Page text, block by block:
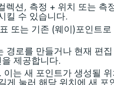
렉션, 측정 + 위치 또는 측
킬 수 있습니다.
또는 기존 (웨이)포인트
경로를 만들거나 현재 편
제공합니다.
는 새 포인트가 생성될